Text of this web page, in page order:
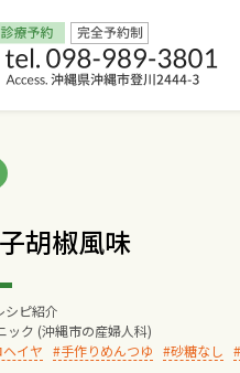
胡椒風味
シピ紹介
ック (沖縄市の産婦人科)
ヘイヤ 手作りめんつゆ 砂糖なし
さつ
経営理念